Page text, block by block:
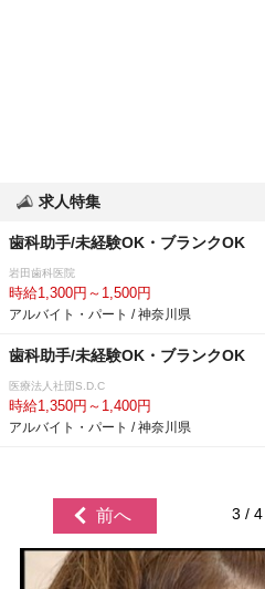
求人特集
歯科助手/未経験OK・ブランクOK
田歯科医院
時給1,300円～1,500円
アルバイト・パート / 神奈川県
歯科助手/未経験OK・ブランクOK
医療法人社団S.D.C
時給1,350円～1,400円
アルバイト・パート / 神奈川県
前へ 3 / 4